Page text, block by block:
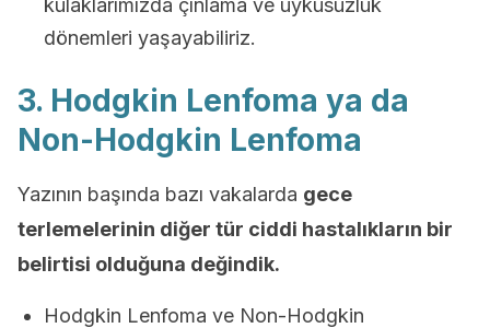
kulaklarımızda çınlama ve uykusuzluk
dönemleri yaşayabiliriz.
3. Hodgkin Lenfoma ya da
Non-Hodgkin Lenfoma
Yazının başında bazı vakalarda gece
terlemelerinin diğer tür ciddi hastalıkların bir
belirtisi olduğuna değindik.
Hodgkin Lenfoma ve Non-Hodgkin